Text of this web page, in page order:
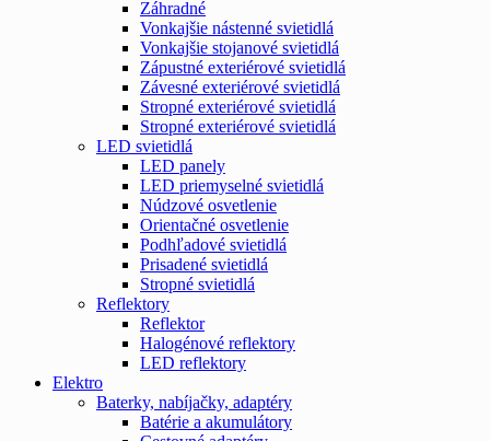
Záhradné
Vonkajšie nástenné svietidlá
Vonkajšie stojanové svietidlá
Zápustné exteriérové svietidlá
Závesné exteriérové svietidlá
Stropné exteriérové svietidlá
Stropné exteriérové svietidlá
LED svietidlá
LED panely
LED priemyselné svietidlá
Núdzové osvetlenie
Orientačné osvetlenie
Podhľadové svietidlá
Prisadené svietidlá
Stropné svietidlá
Reflektory
Reflektor
Halogénové reflektory
LED reflektory
Elektro
Baterky, nabíjačky, adaptéry
Batérie a akumulátory